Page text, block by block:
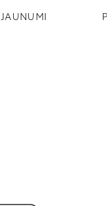
JAUNUMI